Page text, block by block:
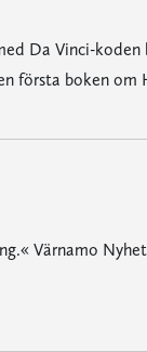
Da Vinci-
första boken om
Värnamo